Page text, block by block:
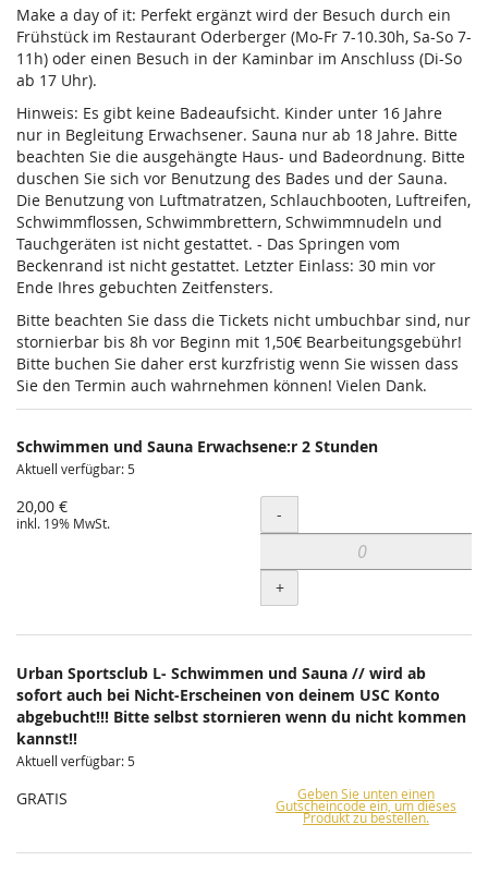
Make a day of it: Perfekt ergänzt wird der Besuch durch ein
Frühstück im Restaurant Oderberger (Mo-Fr 7-10.30h, Sa-So 7-
11h) oder einen Besuch in der Kaminbar im Anschluss (Di-So
ab 17 Uhr).
Hinweis: Es gibt keine Badeaufsicht. Kinder unter 16 Jahre
nur in Begleitung Erwachsener. Sauna nur ab 18 Jahre. Bitte
beachten Sie die ausgehängte Haus- und Badeordnung. Bitte
duschen Sie sich vor Benutzung des Bades und der Sauna.
Die Benutzung von Luftmatratzen, Schlauchbooten, Luftreifen,
Schwimmflossen, Schwimmbrettern, Schwimmnudeln und
Tauchgeräten ist nicht gestattet. - Das Springen vom
Beckenrand ist nicht gestattet. Letzter Einlass: 30 min vor
Ende Ihres gebuchten Zeitfensters.
Bitte beachten Sie dass die Tickets nicht umbuchbar sind, nur
stornierbar bis 8h vor Beginn mit 1,50€ Bearbeitungsgebühr!
Bitte buchen Sie daher erst kurzfristig wenn Sie wissen dass
Sie den Termin auch wahrnehmen können! Vielen Dank.
Schwimmen und Sauna Erwachsene:r 2 Stunden
Aktuell verfügbar: 5
20,00 €
inkl. 19% MwSt. Menge
-
+
Urban Sportsclub L- Schwimmen und Sauna // wird ab
sofort auch bei Nicht-Erscheinen von deinem USC Konto
abgebucht!!! Bitte selbst stornieren wenn du nicht kommen
kannst!!
Aktuell verfügbar: 5
GRATIS Geben Sie unten einen
Gutscheincode ein, um dieses
Produkt zu bestellen.